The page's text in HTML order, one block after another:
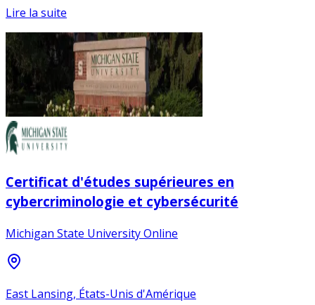
Lire la suite
Certificat d'études supérieures en
cybercriminologie et cybersécurité
Michigan State University Online
East Lansing, États-Unis d'Amérique